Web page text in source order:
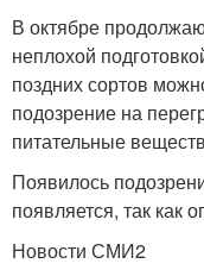
В октябре
неплохой
поздних сортов
подозрение на
питательные
Появилось
появляется, так как
Новости СМИ2